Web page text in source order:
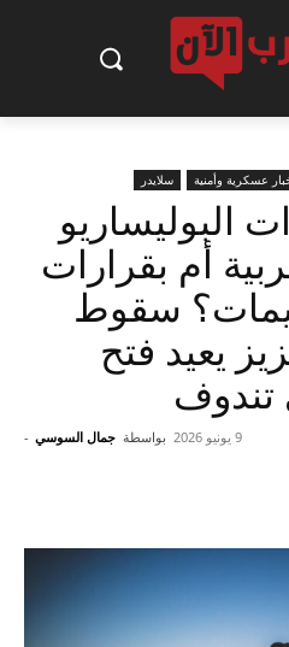
عسكرية وأمنية سلايدر
البوليساريو
أم بقرارات
سقوط
يعيد فتح
بواسطة جمال السوسي - 9 يونيو 2026